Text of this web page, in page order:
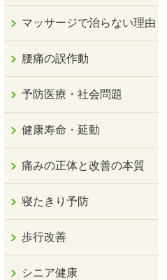
マッサージで治らない理由
腰痛の誤作動
予防医療・社会問題
健康寿命・延動
痛みの正体と改善の本質
寝たきり予防
歩行改善
シニア健康